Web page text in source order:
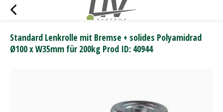
Standard Lenkrolle mit Bremse + solides Polyamidrad
Ø100 x W35mm für 200kg Prod ID: 40944